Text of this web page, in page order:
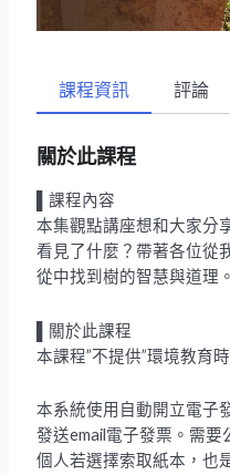
課程資訊 評論
關於此課程
▌課程內容
本集觀點講座想和大家分
看見了什麼？帶著各位從
從中找到樹的智慧與道理。
▌關於此課程
本課程”不提供”環境教育
本系統使用自動開立電子
發送email電子發票。需要
個人若選擇索取紙本，也